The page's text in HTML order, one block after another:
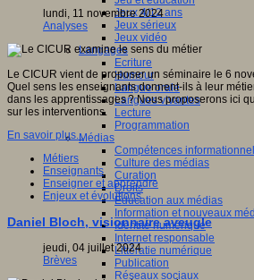
Jeux 4/12 ans
Jeux sérieux
Jeux vidéo
Langages
Ecriture
Humour
Langue orale
Langues vivantes
Lecture
Programmation
Médias
Compétences
Culture des médias
Curation
Droits
Education aux médias
Information et nouveaux
Identité numérique
Internet responsable
Littératie numérique
Publication
Réseaux sociaux
lundi, 11 novembre 2024
Analyses
Le CICUR vient de proposer un séminaire le 6
Quel sens les enseignants donnent-ils à leur
dans les apprentissages ? Nous proposerons ici
sur les interventions.
En savoir plus...
Métiers
Enseignants
Enseigner et apprendre
Enjeux et évolutions
Daniel Bloch, visionnaire aveugle
jeudi, 04 juillet 2024
Brèves